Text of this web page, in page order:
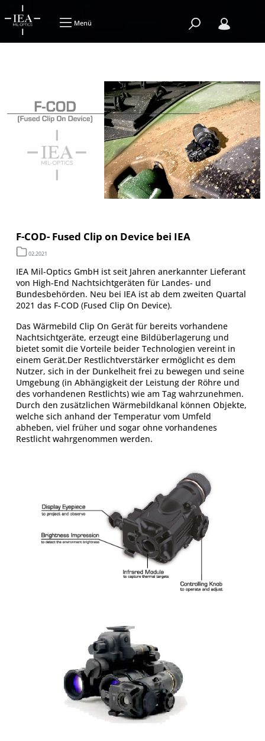
Menü
F-COD- Fused Clip on Device bei IEA
02.2021
IEA Mil-Optics GmbH ist seit Jahren anerkannter Lieferant
von High-End Nachtsichtgeräten für Landes- und
Bundesbehörden. Neu bei IEA ist ab dem zweiten Quartal
2021 das F-COD (Fused Clip On Device).
Das Wärmebild Clip On Gerät für bereits vorhandene
Nachtsichtgeräte, erzeugt eine Bildüberlagerung und
bietet somit die Vorteile beider Technologien vereint in
einem Gerät.Der Restlichtverstärker ermöglicht es dem
Nutzer, sich in der Dunkelheit frei zu bewegen und seine
Umgebung (in Abhängigkeit der Leistung der Röhre und
des vorhandenen Restlichts) wie am Tag wahrzunehmen.
Durch den zusätzlichen Wärmebildkanal können Objekte,
welche sich anhand der Temperatur vom Umfeld
abheben, viel früher und sogar ohne vorhandenes
Restlicht wahrgenommen werden.